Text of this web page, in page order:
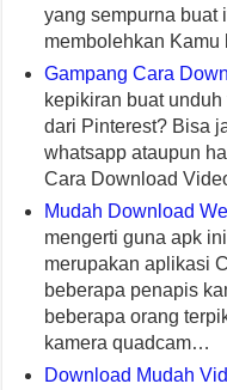
yang sempurna buat
membolehkan
Gampang Cara
kepikiran buat
dari Pinterest? Bisa
whatsapp ataupun
Cara Download
Mudah Download
mengerti guna apk
merupakan aplikasi
beberapa penapis
beberapa orang
kamera quadcam…
Download Mudah